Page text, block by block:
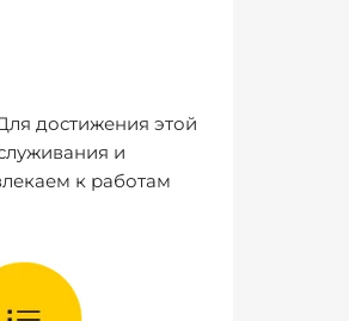
достижения этой
и
к работам